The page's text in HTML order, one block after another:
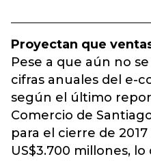
Proyectan que
Pese a que aún no
cifras anuales del e-
según el último
Comercio de
para el cierre de
US$3.700 millones,